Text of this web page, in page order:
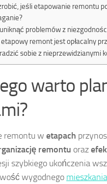
jeśli etapowanie remontu
uniknąć problemów z
etapowy remont jest opłacalny
radzić sobie z nieprzewidzianymi
warto
remontu w etapach
remontu oraz
szybkiego ukończenia
wygodnego